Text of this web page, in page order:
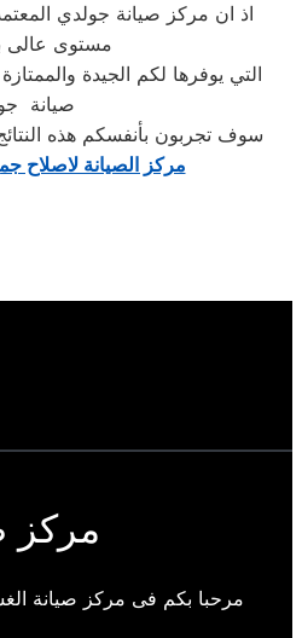
اذ ان مركز صيانة جولدي
مستوى عالى
التي يوفرها لكم الجيدة
صيانة
سوف تجربون بأنفسكم هذه
مركز الصيانة لاصلاح
مركز
مرحبا بكم فى مركز صيانة